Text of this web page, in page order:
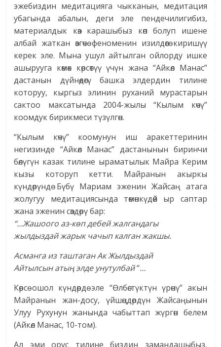
эжебиздин медитацияга чыкканын, медитация
убагында абалын, деги эле пендечилигибиз,
материалдык көз карашыбыз көп болуп ишене
албай жаткан өзгөчө феноменин изилдөөгө киришүү
керек эле. Мына ушул айтылган ойлорду ишке
ашырууга көмөк көрсөтүү үчүн жана “Айкөл Манас”
дастанын дүйнөдөгү башка элдердин тилине
которуу, кыргыз элинин руханий мурастарын
сактоо максатында 2004-жылы “Кылым көчү”
коомдук бирикмеси түзүлгөн.
“Кылым көчү” коомунун иш аракеттеринин
негизинде “Айкөл Манас” дастанынын биринчи
бөлүгүн казак тилине ыраматылык Майра Керим
кызы которуп кетти. Майранын акыркы
күндөрүндө Бүбү Мариам эженин Жайсаң атага
жолугуу медитациясында төмөнкүдөй ыр саптар
жана эженин сөздөрү бар:
“…Жашоого аз-көп дебей жалгандагы
жылдыздай жарык чачып калган жакшы.
Асманга из таштаган Ак Жылдыздай
Айтылсын атың элде унутулбай“…
Көрсө ошол күндөрдө эле “Өлбөстүктүн үрөнү” акын
Майранын жан-досу, үйшөңдөрдүн Жайсаңынын
Улуу Рухунун жанында чабыттап жүргөн белем
(Айкөл Манас, 10-том).
Ал эми орус тилине биздин замандашыбыз,